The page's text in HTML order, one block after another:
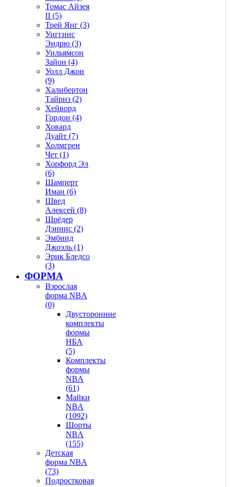
Томас Айзея
II (5)
Трей Янг (3)
Уиггинс
Эндрю (3)
Уильямсон
Зайон (4)
Уолл Джон
(9)
Халибертон
Тайриз (2)
Хейворд
Гордон (4)
Ховард
Дуайт (7)
Холмгрен
Чет (1)
Хорфорд Эл
(6)
Шамперт
Иман (6)
Швед
Алексей (8)
Шрёдер
Дэннис (2)
Эмбиид
Джоэль (1)
Эрик Бледсо
(3)
ФОРМА
Взрослая
форма NBA
(0)
Двусторонние
комплекты
формы
НБА
(5)
Комплекты
формы
NBA
(61)
Майки
NBA
(1092)
Шорты
NBA
(155)
Детская
форма NBA
(73)
Подростковая